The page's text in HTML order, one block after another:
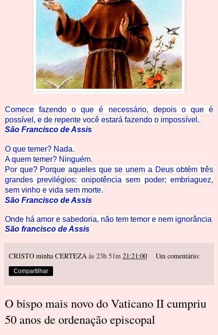
Comece fazendoo que é necessário, depois o que é
possível, e de repente você estará fazendo o impossível.
São Francisco de Assis
O que temer? Nada.
A quem temer? Ninguém.
Por que? Porque aqueles que se unem a Deus obtém três
grandes previlégios: onipotência sem poder; embriaguez,
sem vinho e vida sem morte.
São Francisco de Assis
Onde há amor e sabedoria, não tem temor e nem ignorância
São francisco de Assis
CRISTO minha CERTEZA às 23h 51m 21:21:00 Um comentário:
Compartilhar
O bispo mais novo do Vaticano II cumpriu
50 anos de ordenação episcopal